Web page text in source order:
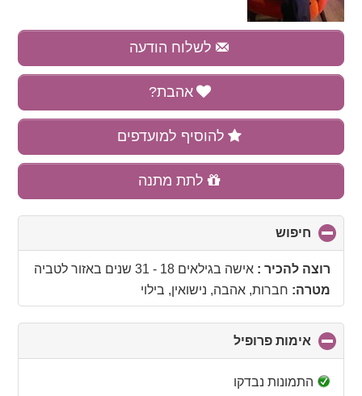
לשלוח הודעה
אהבת?
להוסיף למועדפים
לתת מתנה
חיפוש
to
collapseרוצה להכיר :אישה בגילאים 18 - 31 שנים באזור לטביה
מטרה: חברות, אהבה, נישואין, בילוי
אימות פרופיל
to
התמונות נבדקו